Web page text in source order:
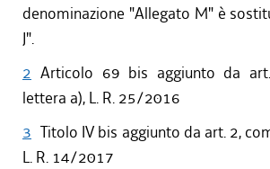
denominazione "Allegato M" è
J".
2 Articolo 69 bis aggiunto da
lettera a), L. R. 25/2016
3 Titolo IV bis aggiunto da art. 2,
L. R. 14/2017